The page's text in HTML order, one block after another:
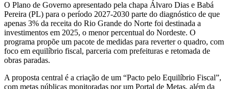
O Plano de Governo apresentado pela chapa Álvaro Dias e Babá
Pereira (PL) para o período 2027-2030 parte do diagnóstico de que
apenas 3% da receita do Rio Grande do Norte foi destinada a
investimentos em 2025, o menor percentual do Nordeste. O
programa propõe um pacote de medidas para reverter o quadro, com
foco em equilíbrio fiscal, parceria com prefeituras e retomada de
obras paradas.
A proposta central é a criação de um “Pacto pelo Equilíbrio Fiscal”,
com metas públicas monitoradas por um Portal de Metas, além da